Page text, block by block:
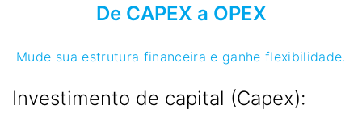
De CAPEX a OPEX
Mude sua estrutura financeira e ganhe flexibilidade.
Investimento de capital (Capex):